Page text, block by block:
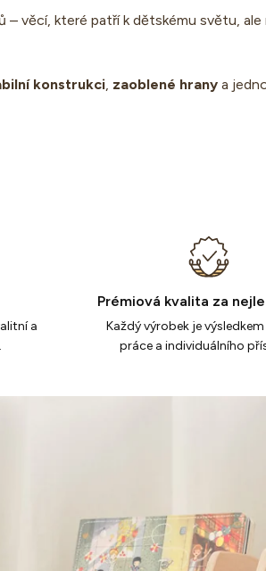
– věcí, které patří k dětskému světu,
konstrukci, zaoblené hrany a
a
Prémiová kvalita za
Každý výrobek je
práce a individuálního